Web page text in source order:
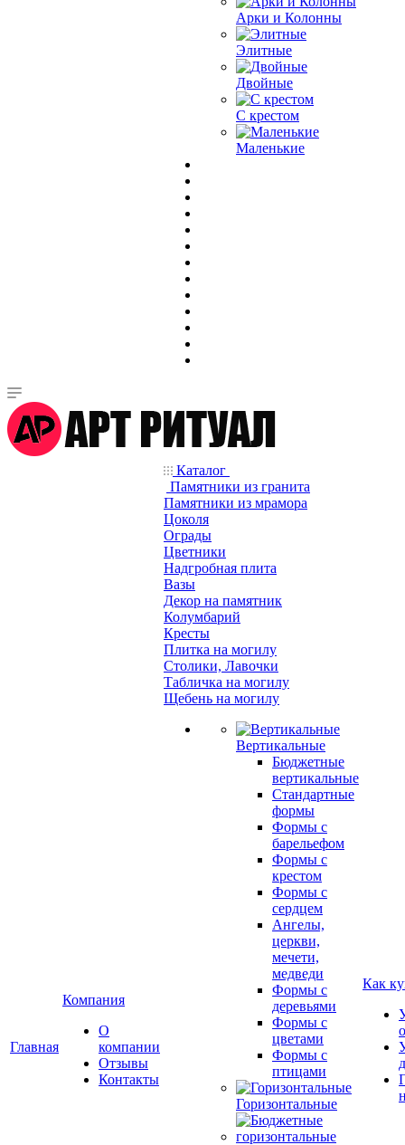
Арки и Колонны
Элитные
Двойные
С крестом
Маленькие
Главная
Компания
О
компании
Отзывы
Контакты
Каталог
Памятники из гранита
Памятники из мрамора
Цоколя
Ограды
Цветники
Надгробная плита
Вазы
Декор на памятник
Колумбарий
Кресты
Плитка на могилу
Столики, Лавочки
Табличка на могилу
Щебень на могилу
Вертикальные
Бюджетные
вертикальные
Стандартные
формы
Формы с
барельефом
Формы с
крестом
Формы с
сердцем
Ангелы,
церкви,
мечети,
медведи
Формы с
деревьями
Формы с
цветами
Формы с
птицами
Горизонтальные
Как